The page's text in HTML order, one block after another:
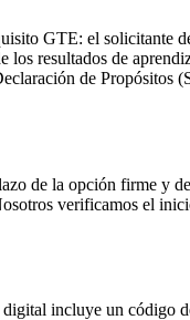
GTE: el solicitante
resultados de
de
de la opción firme y
verificamos el
incluye un código